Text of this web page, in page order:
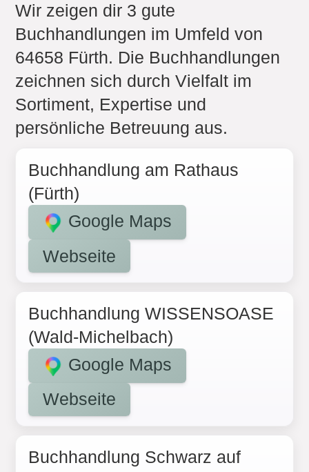
Wir zeigen dir 3 gute
Buchhandlungen im Umfeld von
64658 Fürth. Die Buchhandlungen
zeichnen sich durch Vielfalt im
Sortiment, Expertise und
persönliche Betreuung aus.
Buchhandlung am Rathaus
(Fürth)
Google Maps
Webseite
Buchhandlung WISSENSOASE
(Wald-Michelbach)
Google Maps
Webseite
Buchhandlung Schwarz auf